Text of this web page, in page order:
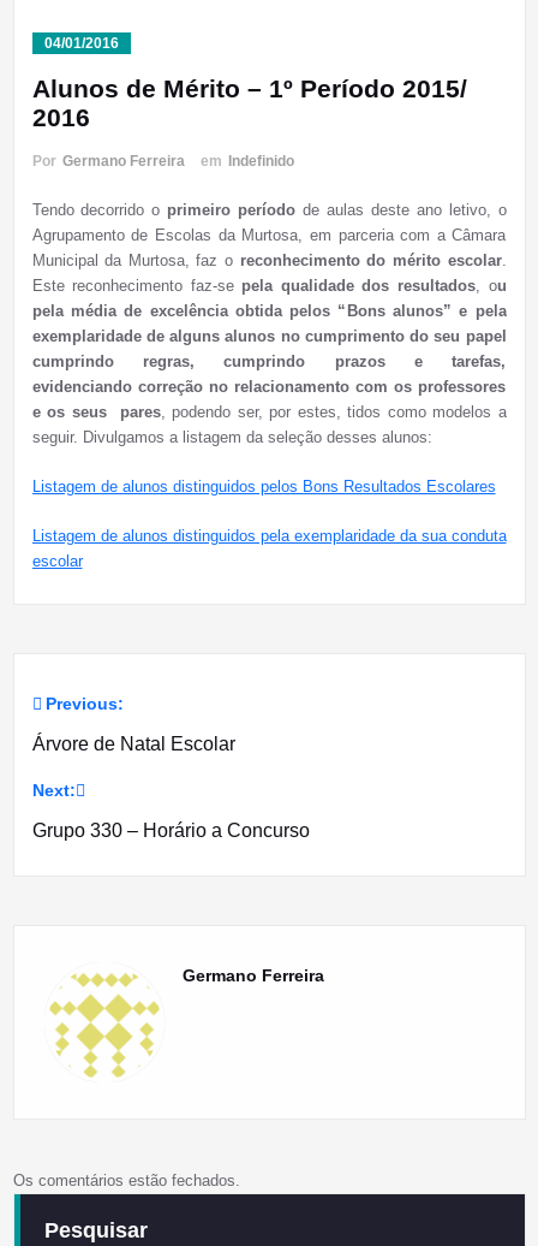
04/01/2016
Alunos de Mérito – 1º Período 2015/
2016
Por Germano Ferreira em Indefinido
Tendo decorrido o primeiro período de aulas deste ano letivo, o
Agrupamento de Escolas da Murtosa, em parceria com a Câmara
Municipal da Murtosa, faz o reconhecimento do mérito escolar.
Este reconhecimento faz-se pela qualidade dos resultados, ou
pela média de excelência obtida pelos “Bons alunos” e pela
exemplaridade de alguns alunos no cumprimento do seu papel
cumprindo regras, cumprindo prazos e tarefas,
evidenciando correção no relacionamento com os professores
e os seus pares, podendo ser, por estes, tidos como modelos a
seguir. Divulgamos a listagem da seleção desses alunos:
Listagem de alunos distinguidos pelos Bons Resultados Escolares
Listagem de alunos distinguidos pela exemplaridade da sua conduta
escolar
Navegação
artigos
Previous:
Árvore de Natal Escolar
Next:
Grupo 330 – Horário a Concurso
Germano Ferreira
Os comentários estão fechados.
Pesquisar